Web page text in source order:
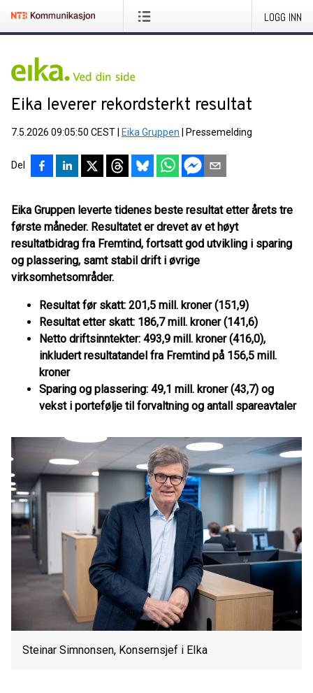
LOGG INN
Eika leverer rekordsterkt resultat
7.5.2026 09:05:50 CEST Eika Gruppen Pressemelding
Del
Eika Gruppen leverte tidenes beste resultat etter årets tre
første måneder. Resultatet er drevet av et høyt
resultatbidrag fra Fremtind, fortsatt god utvikling i sparing
og plassering, samt stabil drift i øvrige
virksomhetsområder.
Resultat før skatt: 201,5 mill. kroner (151,9)
Resultat etter skatt: 186,7 mill. kroner (141,6)
Netto driftsinntekter: 493,9 mill. kroner (416,0),
inkludert resultatandel fra Fremtind på 156,5 mill.
kroner
Sparing og plassering: 49,1 mill. kroner (43,7) og
vekst i portefølje til forvaltning og antall spareavtaler
Steinar Simnonsen, Konsernsjef i EIka